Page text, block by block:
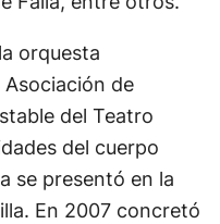
orquesta
de
del Teatro
del cuerpo
se presentó en la
En 2007 concretó